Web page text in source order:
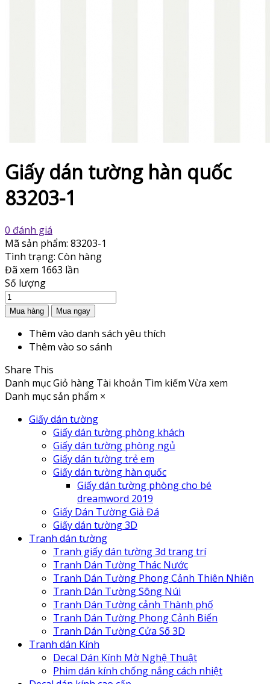
Giấy dán tường hàn quốc
83203-1
0 đánh giá
Mã sản phẩm: 83203-1
Tình trạng: Còn hàng
Đã xem 1663 lần
Số lượng
Thêm vào danh sách yêu thích
Thêm vào so sánh
Share This
Danh mụcGiỏ hàng Tài khoản Tìm kiếm Vừa xem
Danh mục sản phẩm ×
Giấy dán tường
Giấy dán tường phòng khách
Giấy dán tường phòng ngủ
Giấy dán tường trẻ em
Giấy dán tường hàn quốc
Giấy dán tường phòng cho bé
dreamword 2019
Giấy Dán Tường Giả Đá
Giấy dán tường 3D
Tranh dán tường
Tranh giấy dán tường 3d trang trí
Tranh Dán Tường Thác Nước
Tranh Dán Tường Phong Cảnh Thiên Nhiên
Tranh Dán Tường Sông Núi
Tranh Dán Tường cảnh Thành phố
Tranh Dán Tường Phong Cảnh Biển
Tranh Dán Tường Cửa Sổ 3D
Tranh dán Kính
Decal Dán Kính Mờ Nghệ Thuật
Phim dán kính chống nắng cách nhiệt